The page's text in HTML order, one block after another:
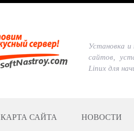
Установка и
сайтов,
Linux для
КАРТА САЙТА НОВОСТИ